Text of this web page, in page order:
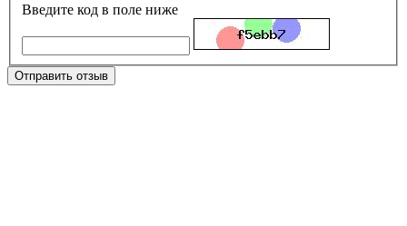
Введите код в поле ниже
Отправить отзыв